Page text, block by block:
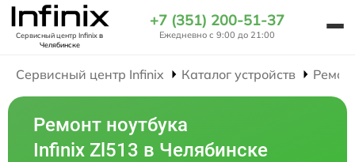
Сервисный центр Infinixв
Челябинске
+7 (351) 200-51-37
Ежедневно с 9:00 до 21:00
Сервисный центр Infinix Каталог устройств
Ремонт ноутбука
Infinix Zl513 в Челябинске